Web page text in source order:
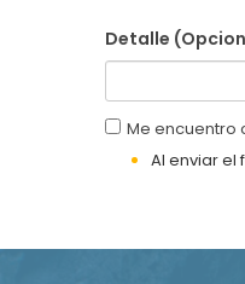
Detalle
Me encuentro
Al enviar el